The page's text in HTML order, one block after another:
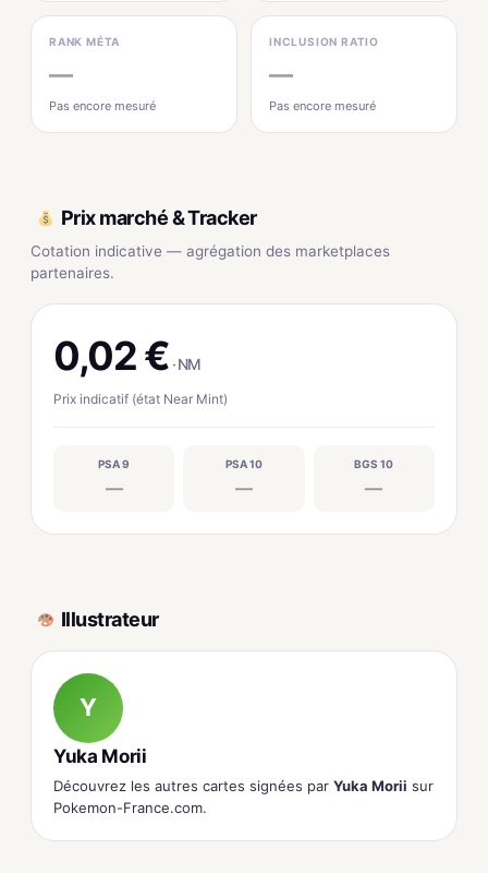
RANK MÉTA
—
Pas encore mesuré
INCLUSION RATIO
—
Pas encore mesuré
Prix marché & Tracker
Cotation indicative — agrégation des marketplaces
partenaires.
0,02 € · NM
Prix indicatif (état Near Mint)
PSA 9
—
PSA 10
—
BGS 10
—
Illustrateur
Y
Yuka Morii
Découvrez les autres cartes signées par Yuka Morii sur
Pokemon-France.com.